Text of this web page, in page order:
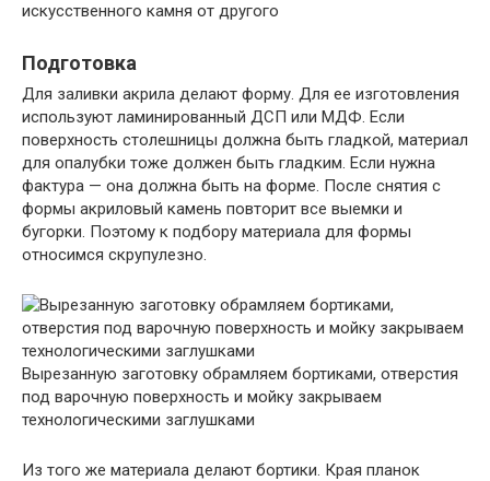
искусственного камня от другого
Подготовка
Для заливки акрила делают форму. Для ее изготовления
используют ламинированный ДСП или МДФ. Если
поверхность столешницы должна быть гладкой, материал
для опалубки тоже должен быть гладким. Если нужна
фактура — она должна быть на форме. После снятия с
формы акриловый камень повторит все выемки и
бугорки. Поэтому к подбору материала для формы
относимся скрупулезно.
Вырезанную заготовку обрамляем бортиками, отверстия
под варочную поверхность и мойку закрываем
технологическими заглушками
Из того же материала делают бортики. Края планок